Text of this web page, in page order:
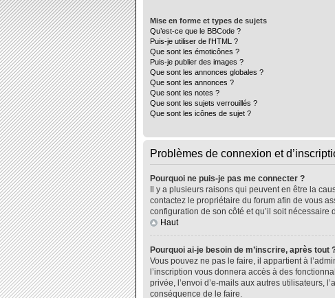
Mise en forme et types de sujets
Qu’est-ce que le BBCode ?
Puis-je utiliser de l’HTML ?
Que sont les émoticônes ?
Puis-je publier des images ?
Que sont les annonces globales ?
Que sont les annonces ?
Que sont les notes ?
Que sont les sujets verrouillés ?
Que sont les icônes de sujet ?
Problèmes de connexion et
Pourquoi ne puis-je pas me connecter ?
Il y a plusieurs raisons qui peuvent en être la
contactez le propriétaire du forum afin de vous
configuration de son côté et qu’il soit nécessaire
Haut
Pourquoi ai-je besoin de m’inscrire, après tout
Vous pouvez ne pas le faire, il appartient à
l’inscription vous donnera accès à des
privée, l’envoi d’e-mails aux autres utilisateurs,
conséquence de le faire.